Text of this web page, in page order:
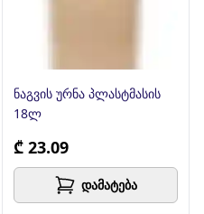
ნაგვის ურნა პლასტმასის
18ლ
₾ 23.09
დამატება